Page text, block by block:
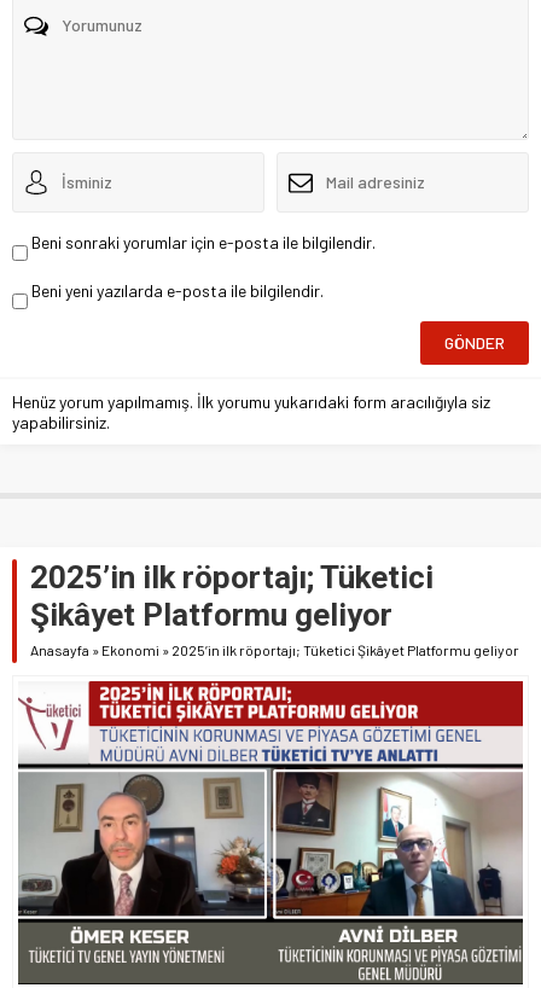
Beni sonraki yorumlar için e-posta ile bilgilendir.
Beni yeni yazılarda e-posta ile bilgilendir.
Henüz yorum yapılmamış. İlk yorumu yukarıdaki form aracılığıyla siz
yapabilirsiniz.
2025’in ilk röportajı; Tüketici
Şikâyet Platformu geliyor
Anasayfa » Ekonomi » 2025’in ilk röportajı; Tüketici Şikâyet Platformu geliyor